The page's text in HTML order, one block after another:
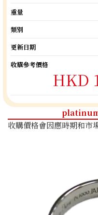
重量
類別
更新日期
收購參考價格
HKD
收購價格會因應時期和市